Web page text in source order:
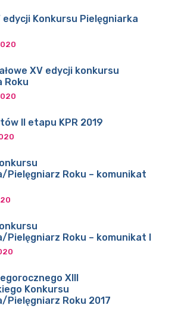
edycji Konkursu Pielęgniarka
XV edycji konkursu
Roku
II etapu KPR 2019
Pielęgniarz Roku – komunikat
Pielęgniarz Roku – komunikat I
XIII
Konkursu
Pielęgniarz Roku 2017